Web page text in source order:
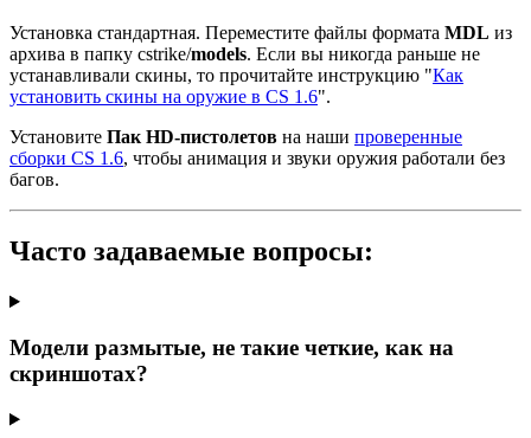
Установка стандартная. Переместите файлы формата MDL из
архива в папку cstrike/models. Если вы никогда раньше не
устанавливали скины, то прочитайте инструкцию "Как
установить скины на оружие в CS 1.6".
Установите Пак HD-пистолетов на наши проверенные
сборки CS 1.6, чтобы анимация и звуки оружия работали без
багов.
Часто задаваемые вопросы:
Модели размытые, не такие четкие, как на
скриншотах?